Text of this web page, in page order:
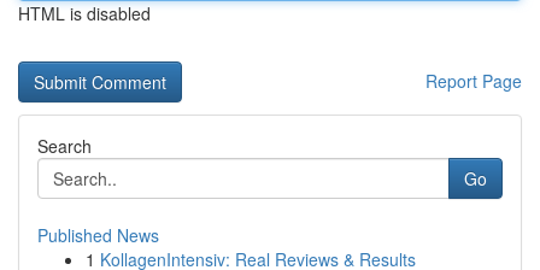
HTML is disabled
Report Page
Search
Go
Published News
1 KollagenIntensiv: Real Reviews & Results